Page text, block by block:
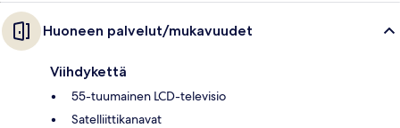
Huoneen palvelut/mukavuudet
Viihdykettä
55-tuumainen LCD-televisio
Satelliittikanavat